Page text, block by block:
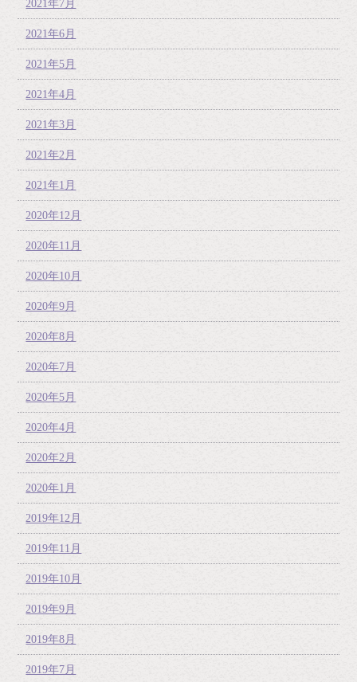
2021年7月
2021年6月
2021年5月
2021年4月
2021年3月
2021年2月
2021年1月
2020年12月
2020年11月
2020年10月
2020年9月
2020年8月
2020年7月
2020年5月
2020年4月
2020年2月
2020年1月
2019年12月
2019年11月
2019年10月
2019年9月
2019年8月
2019年7月